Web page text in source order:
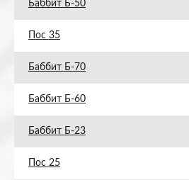
Баббит Б-50
Пос 35
Баббит Б-70
Баббит Б-60
Баббит Б-23
Пос 25